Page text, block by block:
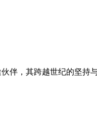
伴，其跨越世纪的坚持